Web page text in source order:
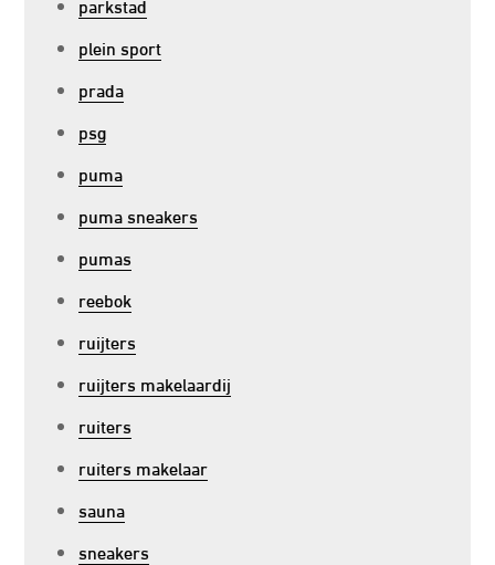
plein sport
prada
psg
puma
puma sneakers
pumas
reebok
ruijters
ruijters makelaardij
ruiters
ruiters makelaar
sauna
sneakers